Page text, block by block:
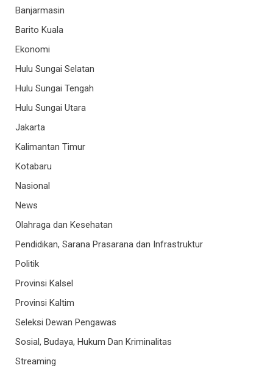
Banjarmasin
Barito Kuala
Ekonomi
Hulu Sungai Selatan
Hulu Sungai Tengah
Hulu Sungai Utara
Jakarta
Kalimantan Timur
Kotabaru
Nasional
News
Olahraga dan Kesehatan
Pendidikan, Sarana Prasarana dan Infrastruktur
Politik
Provinsi Kalsel
Provinsi Kaltim
Seleksi Dewan Pengawas
Sosial, Budaya, Hukum Dan Kriminalitas
Streaming